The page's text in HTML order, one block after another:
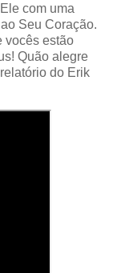
com uma
Seu Coração.
vocês estão
Quão alegre
do Erik